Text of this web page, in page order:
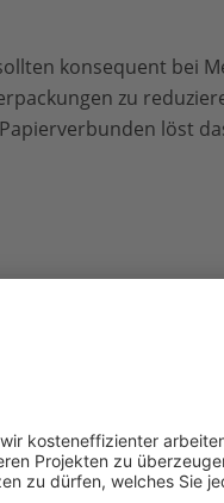
konsequent bei
zu
löst
Umweltforschung
des WWF
Primärholz,
bis hin zu
von Laub